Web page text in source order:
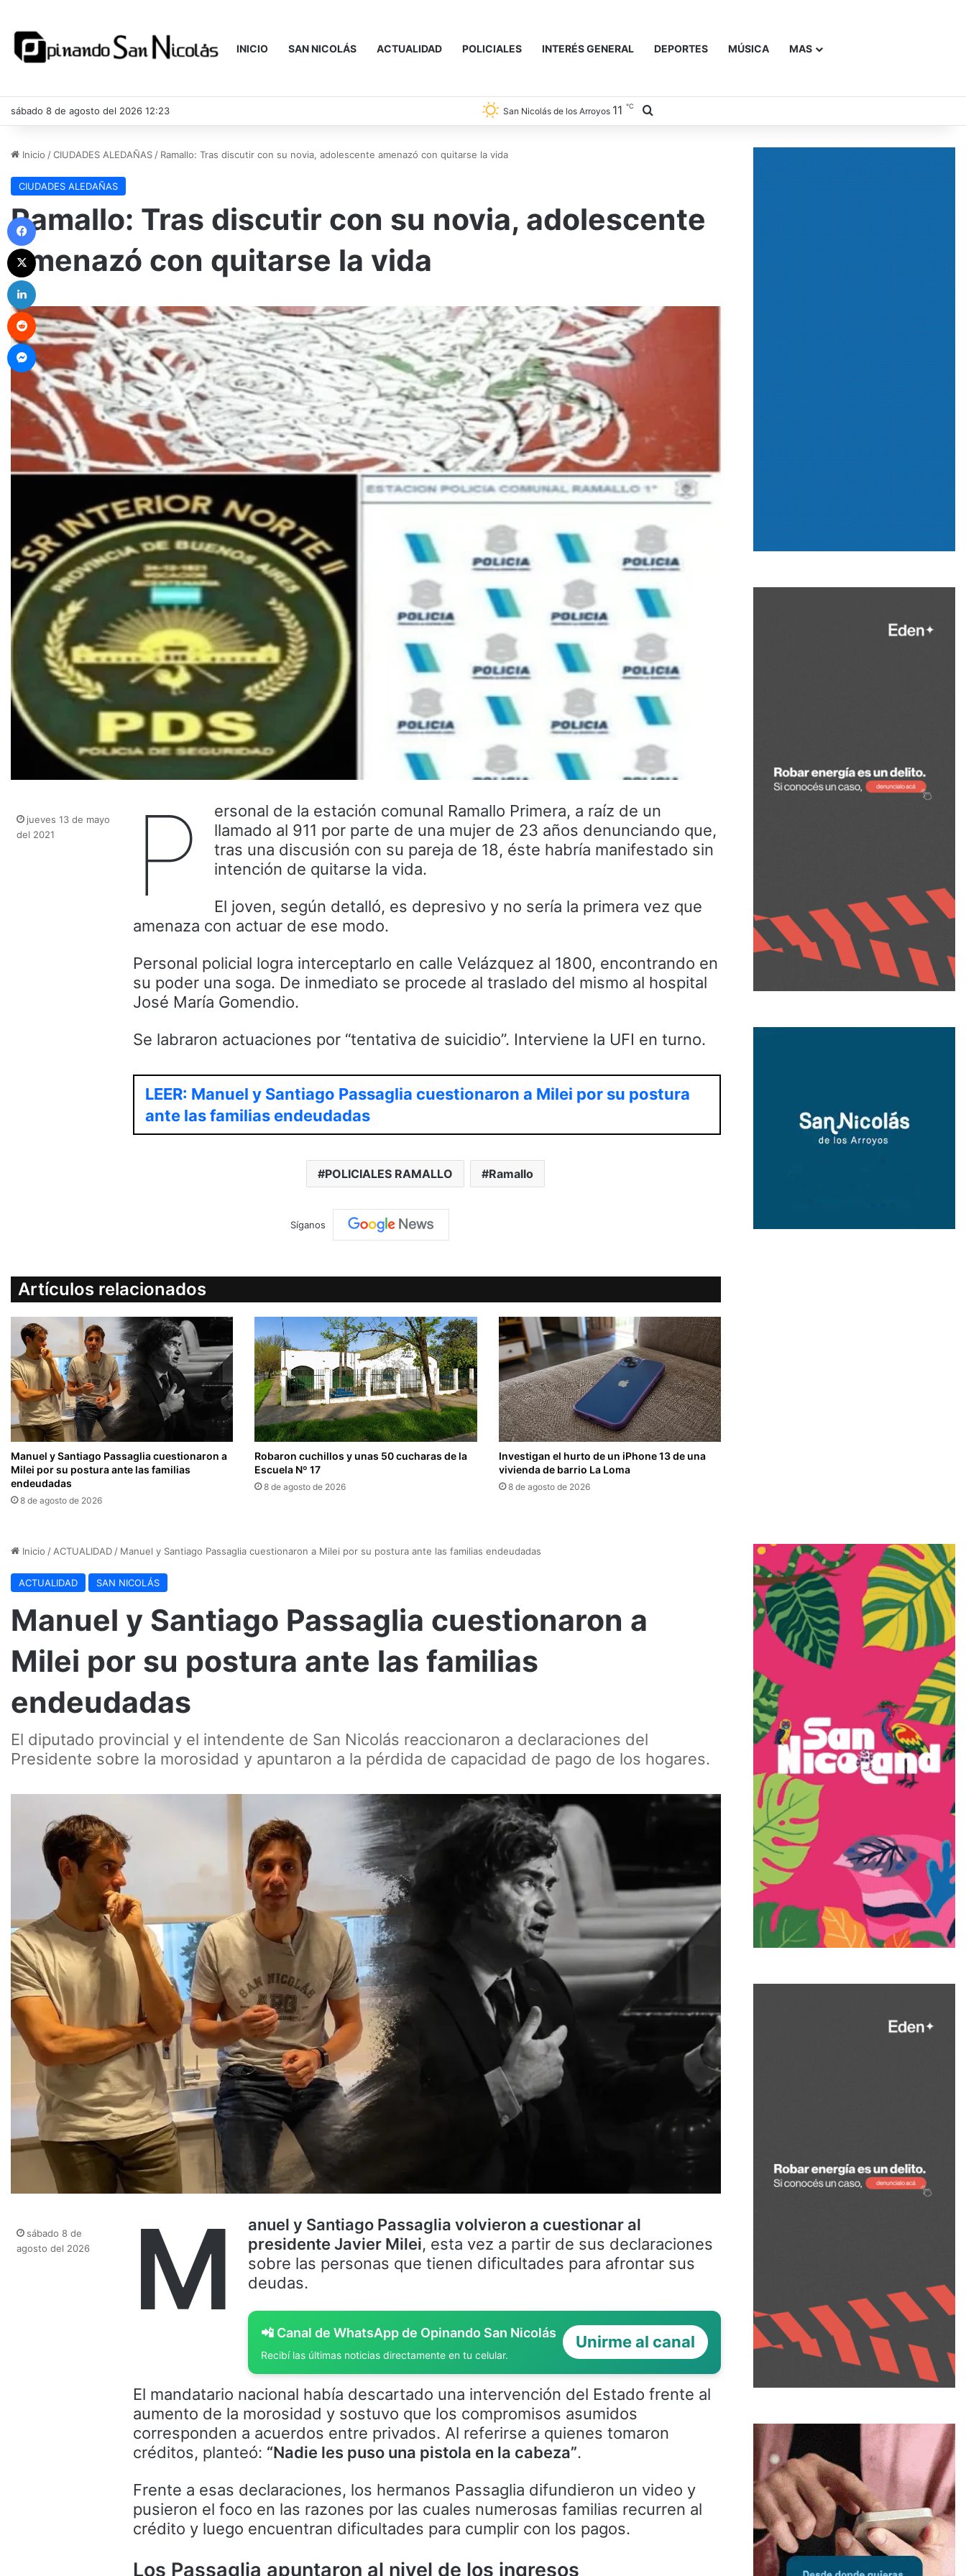
INICIO SAN NICOLÁS ACTUALIDAD POLICIALES INTERÉS GENERAL DEPORTES MÚSICA MAS
sábado 8 de agosto del 2026 12:23 San Nicolás de los Arroyos 11 ℃
Inicio /CIUDADES ALEDAÑAS / Ramallo: Tras discutir con su novia, adolescente amenazó con quitarse la vida
CIUDADES ALEDAÑAS
Ramallo: Tras discutir con su novia, adolescente
amenazó con quitarse la vida
P
ersonal de la estación comunal Ramallo Primera, a raíz de un
llamado al 911 por parte de una mujer de 23 años denunciando que,
tras una discusión con su pareja de 18, éste habría manifestado sin
intención de quitarse la vida.
El joven, según detalló, es depresivo y no sería la primera vez que
amenaza con actuar de ese modo.
Personal policial logra interceptarlo en calle Velázquez al 1800, encontrando en
su poder una soga. De inmediato se procede al traslado del mismo al hospital
José María Gomendio.
Se labraron actuaciones por “tentativa de suicidio”. Interviene la UFI en turno.
LEER: Manuel y Santiago Passaglia cuestionaron a Milei por su postura
ante las familias endeudadas
POLICIALES RAMALLO Ramallo
jueves 13 de mayo
del 2021
Síganos
Artículos relacionados
Manuel y Santiago Passaglia cuestionaron a
Milei por su postura ante las familias
endeudadas
8 de agosto de 2026
Robaron cuchillos y unas 50 cucharas de la
Escuela Nº 17
8 de agosto de 2026
Investigan el hurto de un iPhone 13 de una
vivienda de barrio La Loma
8 de agosto de 2026
Facebook
Reddit
Messenger